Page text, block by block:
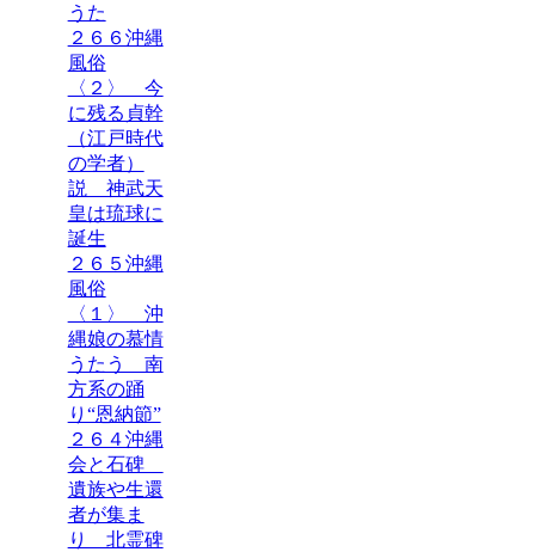
うた
２６６沖縄
風俗
〈２〉 今
に残る貞幹
（江戸時代
の学者）
説 神武天
皇は琉球に
誕生
２６５沖縄
風俗
〈１〉 沖
縄娘の慕情
うたう 南
方系の踊
り“恩納節”
２６４沖縄
会と石碑
遺族や生還
者が集ま
り 北霊碑